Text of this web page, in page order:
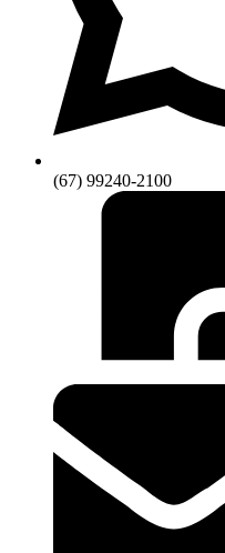
(67) 99240-2100